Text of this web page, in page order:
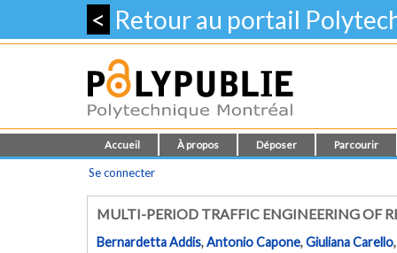
< Retour au portail
Accueil À propos Déposer Parcourir
Se connecter
MULTI-PERIOD TRAFFIC ENGINEERING OF
Bernardetta Addis,Antonio Capone,Giuliana Carello